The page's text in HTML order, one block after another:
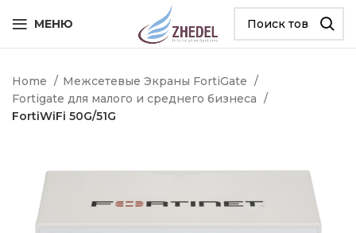
МЕНЮ
Home
Межсетевые Экраны FortiGate
Fortigate для малого и среднего бизнеса
FortiWiFi 50G/51G